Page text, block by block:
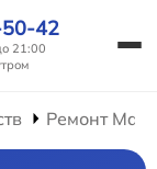
42
21:00
Ремонт